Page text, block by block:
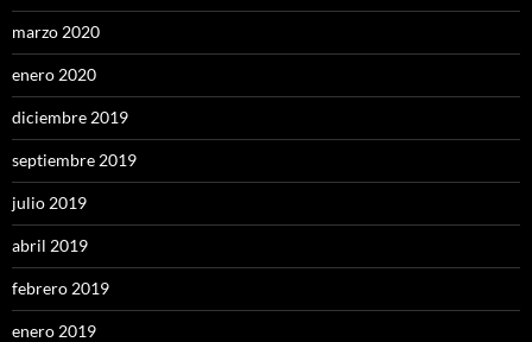
marzo 2020
enero 2020
diciembre 2019
septiembre 2019
julio 2019
abril 2019
febrero 2019
enero 2019